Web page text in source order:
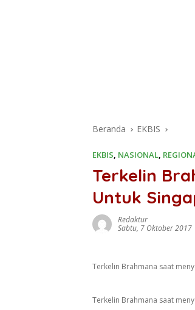
Beranda EKBIS
EKBIS, NASIONAL,
Terkelin
Untuk
Redaktur
Sabtu, 7 Oktober 2017
Terkelin Brahmana saat
Terkelin Brahmana saat